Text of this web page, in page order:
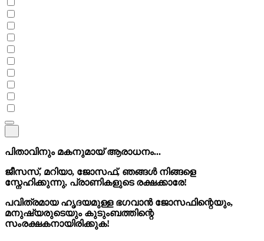
പിതാവിനും മകനുമായ് ആരാധനം...
ജീസസ്, മറിയാ, ജോസഫ്, ഞങ്ങൾ നിങ്ങളെ
സ്നേഹിക്കുന്നു, പ്രാണികളുടെ രക്ഷക്കാരേ!
പവിത്രമായ ഹൃദയമുള്ള ഭഗവാൻ ജോസഫിന്റെയും,
മനുഷ്യരുടെയും കുടുംബത്തിന്റെ
സംരക്ഷകനായിരിക്കുക!